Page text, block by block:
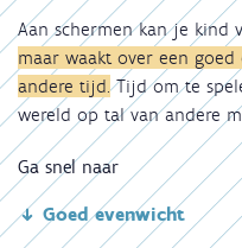
Aan schermen kan je kind
maar waakt over een
andere tijd. Tijd om te
wereld op tal van andere
Ga snel naar
Goed evenwicht